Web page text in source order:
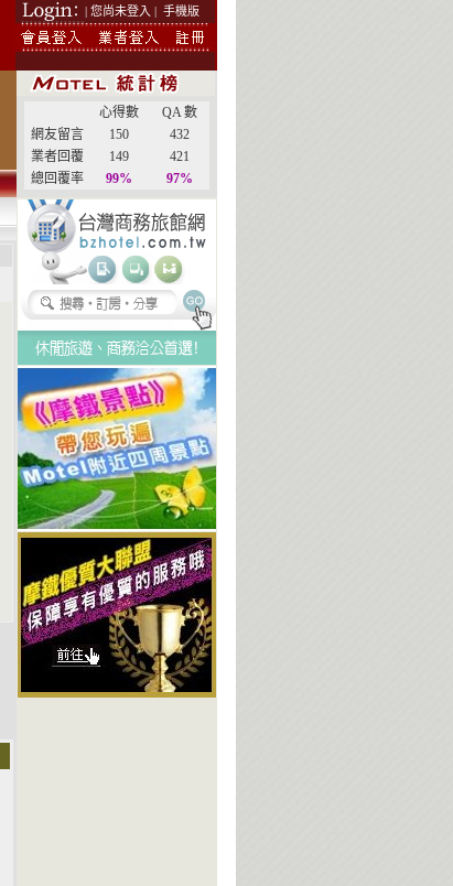
| 您尚未登入 | 手機版
心得數
QA 數
網友留言
150
432
業者回覆
149
421
總回覆率
99% 97%